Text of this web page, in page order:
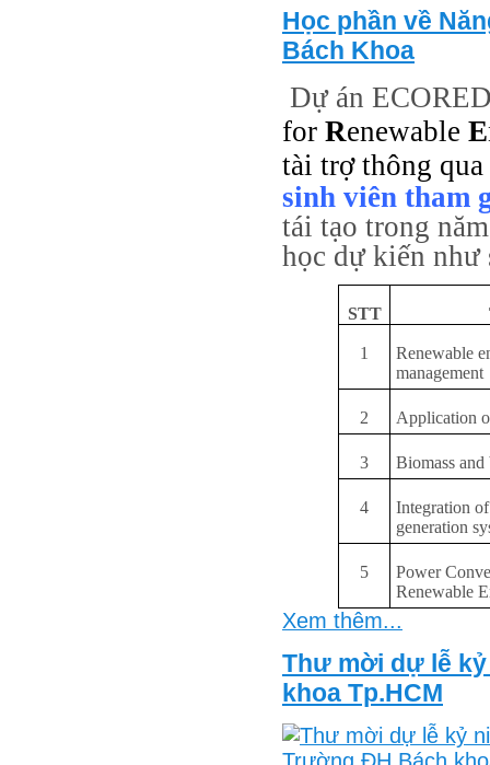
Học phần về
Bách Khoa
Dự án
for Renewable E
tài trợ thông
sinh viên tham
tái tạo trong
học dự kiến như
STT
1
Renewable
management
2 Application
3 Biomass
4
Integration
generation
5
Power
Renewable
Xem thêm...
Thư mời dự lễ
khoa Tp.HCM